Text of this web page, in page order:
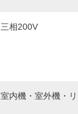
三相200V
室内機・室外機・